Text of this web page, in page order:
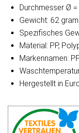
Durchmesser Ø =
Gewicht: 62
Spezifisches
Material: PP,
Markennamen:
Hergestellt in